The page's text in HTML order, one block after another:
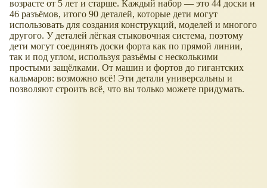
возрасте от 5 лет и старше. Каждый набор — это 44 доски и
46 разъёмов, итого 90 деталей, которые дети могут
использовать для создания конструкций, моделей и многого
другого. У деталей лёгкая стыковочная система, поэтому
дети могут соединять доски форта как по прямой линии,
так и под углом, используя разъёмы с несколькими
простыми защёлками. От машин и фортов до гигантских
кальмаров: возможно всё! Эти детали универсальны и
позволяют строить всё, что вы только можете придумать.